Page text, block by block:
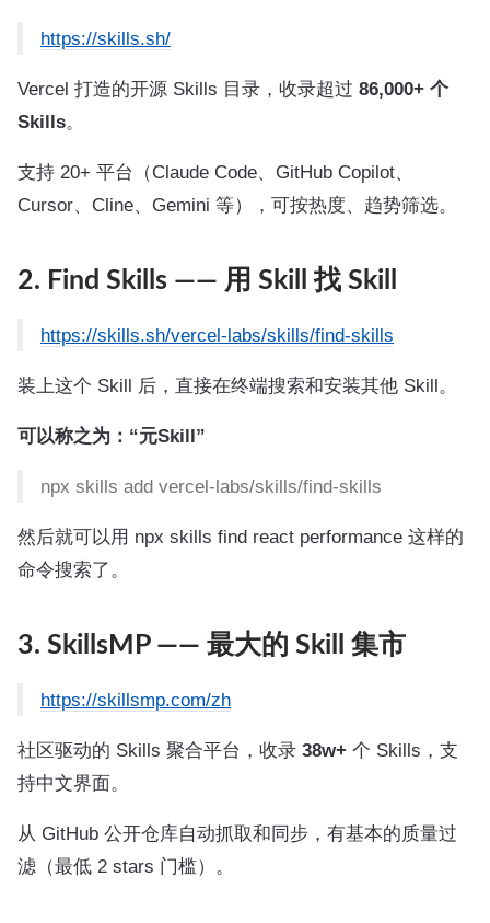
https://skills.sh/
Vercel 打造的开源 Skills 目录，收录超过 86,000+ 个
Skills。
支持 20+ 平台（Claude Code、GitHub Copilot、
Cursor、Cline、Gemini 等），可按热度、趋势筛选。
2. Find Skills —— 用 Skill 找 Skill
https://skills.sh/vercel-labs/skills/find-skills
装上这个 Skill 后，直接在终端搜索和安装其他 Skill。
可以称之为：“元Skill”
npx skills add vercel-labs/skills/find-skills
然后就可以用 npx skills find react performance 这样的
命令搜索了。
3. SkillsMP —— 最大的 Skill 集市
https://skillsmp.com/zh
社区驱动的 Skills 聚合平台，收录 38w+ 个 Skills，支
持中文界面。
从 GitHub 公开仓库自动抓取和同步，有基本的质量过
滤（最低 2 stars 门槛）。